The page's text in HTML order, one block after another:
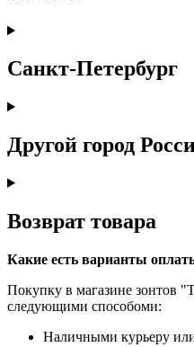
Санкт-Петербург
Другой город
Возврат товара
Какие есть варианты
Покупку в магазине зонтов
следующими способоми:
Наличными курьеру